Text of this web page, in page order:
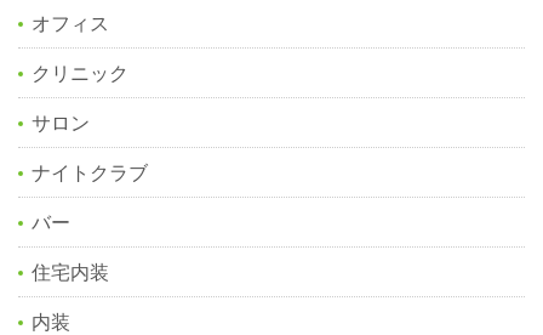
オフィス
クリニック
サロン
ナイトクラブ
バー
住宅内装
内装